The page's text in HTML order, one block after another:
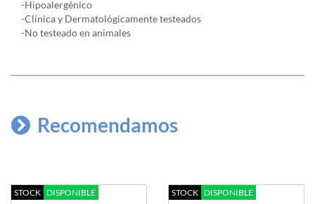
-Hipoalergénico
-Clínica y Dermatológicamente testeados
-No testeado en animales
Recomendamos
STOCK DISPONIBLE STOCK DISPONIBLE